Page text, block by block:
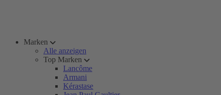
Marken
Alle anzeigen
Top Marken
Lancôme
Armani
Kérastase